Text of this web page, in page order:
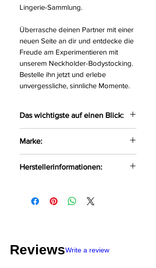
Lingerie-Sammlung.
Überrasche deinen Partner mit einer
neuen Seite an dir und entdecke die
Freude am Experimentieren mit
unserem Neckholder-Bodystocking.
Bestelle ihn jetzt und erlebe
unvergessliche, sinnliche Momente.
Das wichtigste auf einen Blick:
Bodystocking
Mit verschiedenen,
eingearbeiteten Mustern
Größe:
S/L
Marke:
Herstellerinformationen:
7 Wręczyca Wielka, Polen, 42-130
ReviewsWrite a review